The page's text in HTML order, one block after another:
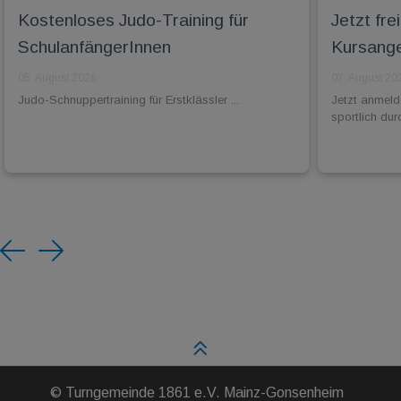
Kostenloses Judo-Training für
SchulanfängerInnen
Judo-Schnuppertraining für Erstklässler ...
Jetzt
Jetzt
sportlich
Previous
Next
© Turngemeinde 1861 e.V. Mainz-Gonsenheim